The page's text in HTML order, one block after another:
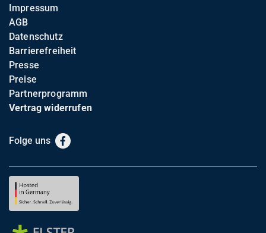
Impressum
AGB
Datenschutz
Barrierefreiheit
Presse
Preise
Partnerprogramm
Vertrag widerrufen
Folge uns Facebook